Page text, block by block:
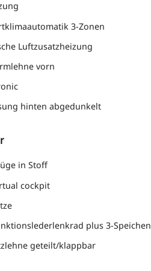
3-Zonen
Luftzusatzheizung
vorn
hinten abgedunkelt
in Stoff
cockpit
plus 3-Speichen
geteilt/klappbar